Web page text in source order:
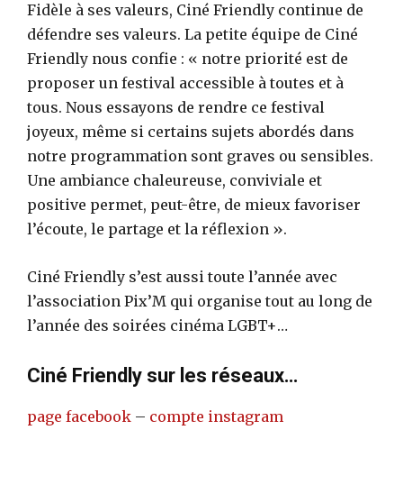
Fidèle à ses valeurs, Ciné Friendly continue de
défendre ses valeurs. La petite équipe de Ciné
Friendly nous confie : « notre priorité est de
proposer un festival accessible à toutes et à
tous. Nous essayons de rendre ce festival
joyeux, même si certains sujets abordés dans
notre programmation sont graves ou sensibles.
Une ambiance chaleureuse, conviviale et
positive permet, peut-être, de mieux favoriser
l’écoute, le partage et la réflexion ».
Ciné Friendly s’est aussi toute l’année avec
l’association Pix’M qui organise tout au long de
l’année des soirées cinéma LGBT+…
Ciné Friendly sur les réseaux…
page facebook – compte instagram